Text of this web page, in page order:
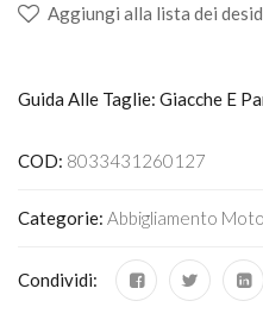
Aggiungi alla lista dei
Guida Alle Taglie: Giacche E
COD: 8033431260127
Categorie: Abbigliamento Moto
Condividi: